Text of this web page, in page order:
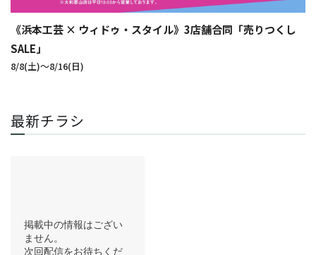
《浜本工芸 × ウィドゥ・スタイル》3店舗合同「売りつくし
SALE」
8/8(土)〜8/16(日)
最新チラシ